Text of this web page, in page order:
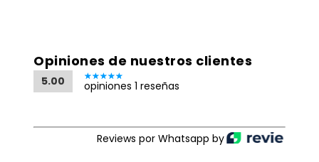
Opiniones de nuestros clientes
5.00 opiniones 1 reseñas
Reviews por Whatsapp by